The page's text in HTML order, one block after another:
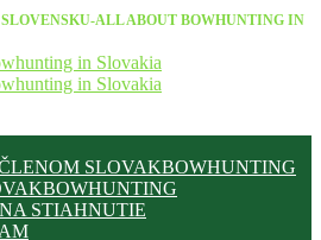
ALL ABOUT BOWHUNTING IN
SLOVAKBOWHUNTING
STIAHNUTIE